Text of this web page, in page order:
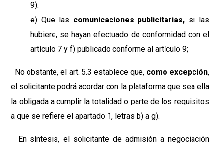
9).
e) Que las comunicaciones publicitarias, si las
hubiere, se hayan efectuado de conformidad con el
artículo 7 y f) publicado conforme al artículo 9;
No obstante, el art. 5.3 establece que,como excepción,
el solicitante podrá acordar con la plataforma que sea ella
la obligada a cumplir la totalidad o parte de los requisitos
a que se refiere el apartado 1, letras b) a g).
En síntesis, el solicitante de admisión a negociación